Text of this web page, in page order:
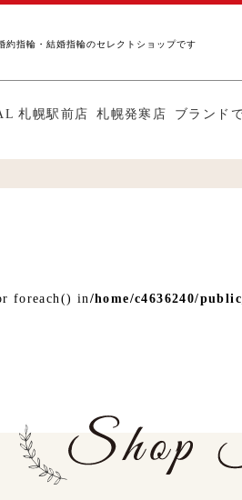
約指輪・結婚指輪のセレクトショップです
札幌駅前店 札幌発寒店 ブランド
foreach() in /home/c4636240/